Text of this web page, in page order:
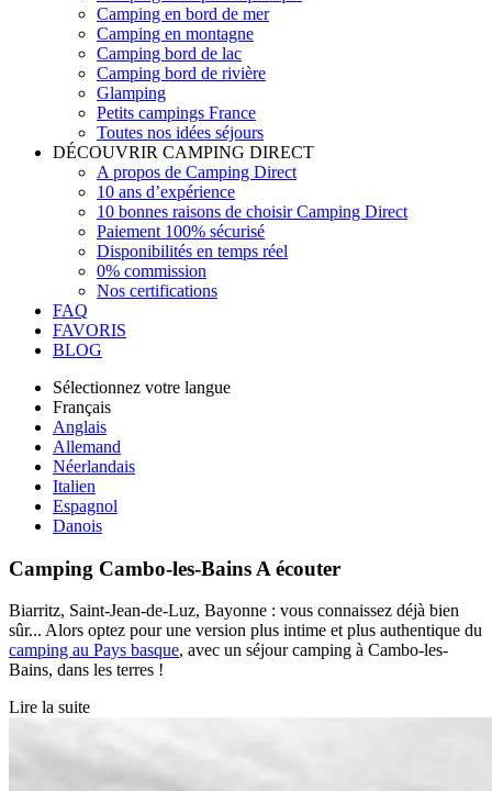
Camping en bord de mer
Camping en montagne
Camping bord de lac
Camping bord de rivière
Glamping
Petits campings France
Toutes nos idées séjours
DÉCOUVRIR CAMPING DIRECT
A propos de Camping Direct
10 ans d’expérience
10 bonnes raisons de choisir Camping Direct
Paiement 100% sécurisé
Disponibilités en temps réel
0% commission
Nos certifications
FAQ
FAVORIS
BLOG
Sélectionnez votre langue
Français
Anglais
Allemand
Néerlandais
Italien
Espagnol
Danois
Camping Cambo-les-Bains A écouter
Biarritz, Saint-Jean-de-Luz, Bayonne : vous connaissez déjà bien
sûr... Alors optez pour une version plus intime et plus authentique du
camping au Pays basque, avec un séjour camping à Cambo-les-
Bains, dans les terres !
Lire la suite